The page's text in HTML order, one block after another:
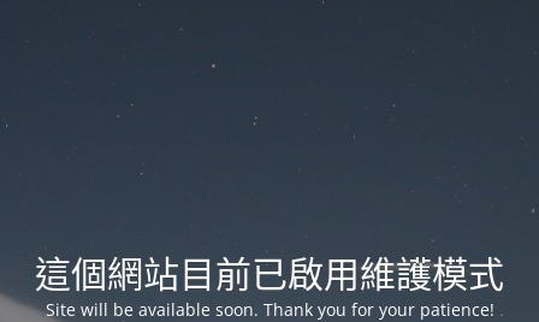
這個網站目前已啟用維護模式
Site will be available soon. Thank you for your patience!